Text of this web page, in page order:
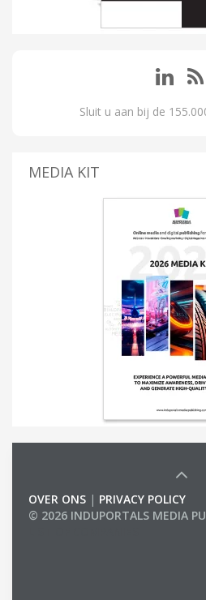
Sluit u aan bij de
MEDIA KIT
OVER ONS | PRIVACY POLICY
© 2026 INDUPORTALS MEDIA